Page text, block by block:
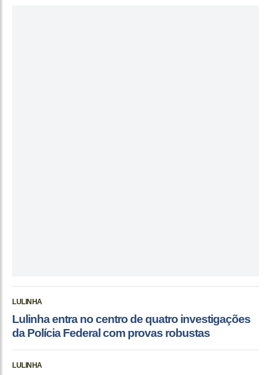
LULINHA
Lulinha entra no centro de quatro investigações
da Polícia Federal com provas robustas
LULINHA